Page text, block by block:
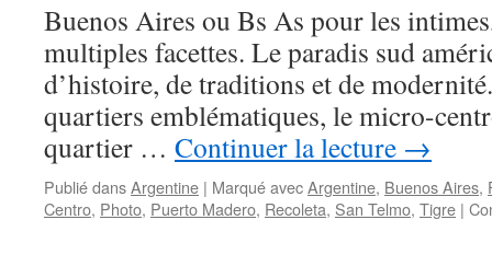
Aires
–
Argentine
Buenos Aires ou Bs As pour les
multiples facettes. Le paradis sud
d’histoire, de traditions et de
quartiers emblématiques, le micro-
quartier … Continuer la lecture →
Publié dansArgentine | Marqué avecArgentine, Buenos Aires,
Centro, Photo, Puerto Madero, Recoleta, San Telmo, Tigre |